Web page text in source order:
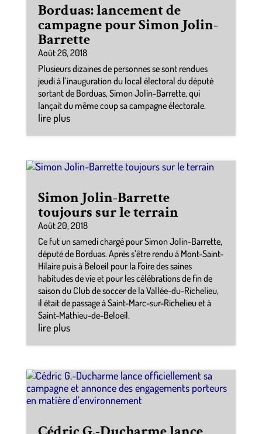
Borduas: lancement de
campagne pour Simon Jolin-
Barrette
Août 26, 2018
Plusieurs dizaines de personnes se sont rendues
jeudi à l’inauguration du local électoral du député
sortant de Borduas, Simon Jolin-Barrette, qui
lançait du même coup sa campagne électorale.
lire plus
Simon Jolin-Barrette
toujours sur le terrain
Août 20, 2018
Ce fut un samedi chargé pour Simon Jolin-Barrette,
député de Borduas. Après s’être rendu à Mont-Saint-
Hilaire puis à Beloeil pour la Foire des saines
habitudes de vie et pour les célébrations de fin de
saison du Club de soccer de la Vallée-du-Richelieu,
il était de passage à Saint-Marc-sur-Richelieu et à
Saint-Mathieu-de-Beloeil.
lire plus